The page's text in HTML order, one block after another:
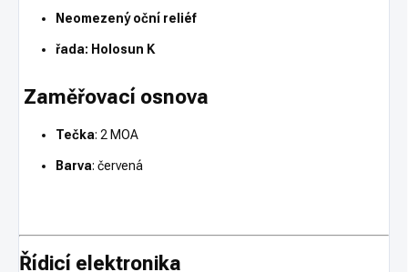
Neomezený oční reliéf
řada: Holosun K
Zaměřovací osnova
Tečka: 2 MOA
Barva: červená
Řídicí elektronika